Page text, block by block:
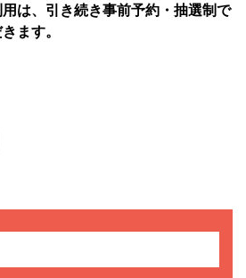
は、引き続き事前予約・抽選制で
ます。